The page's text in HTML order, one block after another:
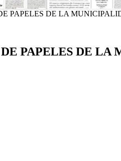
PAPELES DE LA
PAPELES DE LA